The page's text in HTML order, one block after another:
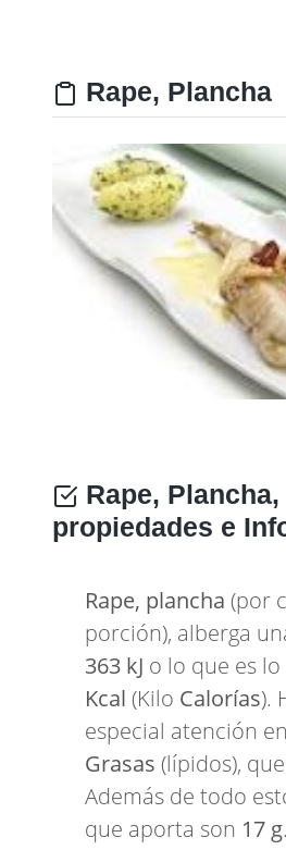
Rape, Plancha
Rape, Plancha,
propiedades e
Rape, plancha (por
porción), alberga
363 kJ o lo que es
Kcal (Kilo Calorías).
especial atención
Grasas (lípidos),
Además de todo
que aporta son 17 g.